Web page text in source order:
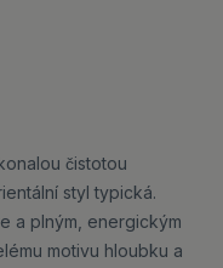
čistotou
styl typická.
a plným, energickým
motivu hloubku a